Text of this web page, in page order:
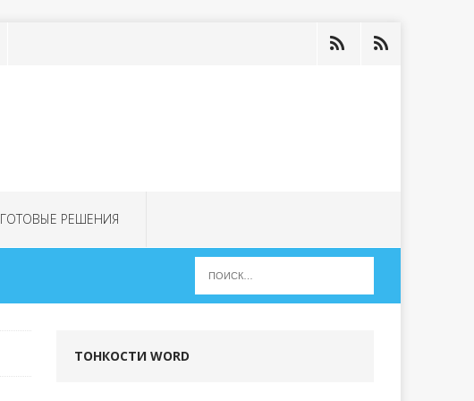
ГОТОВЫЕ РЕШЕНИЯ
ТОНКОСТИ WORD